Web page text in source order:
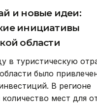
и новые идеи:
инициативы
области
в туристическую
было
В регионе
количество мест для